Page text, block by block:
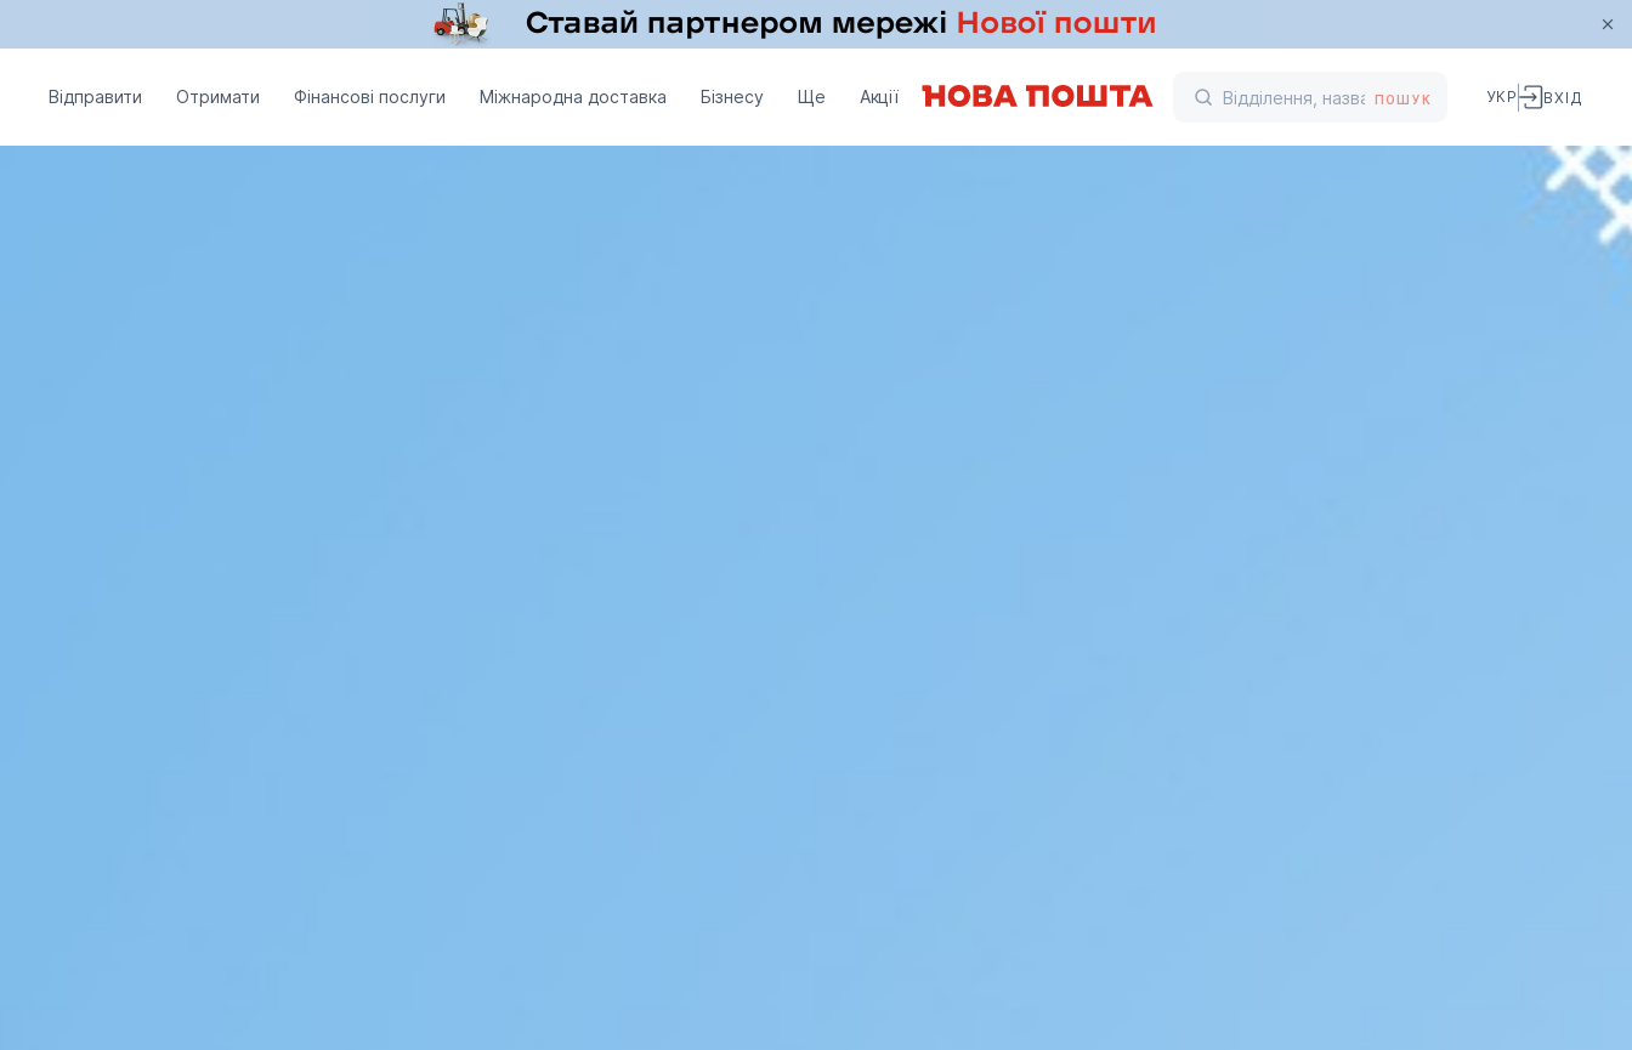
Відправити Отримати Фінансові послуги Міжнародна доставка Бізнесу Ще Акції ПОШУК УКР ВХІД